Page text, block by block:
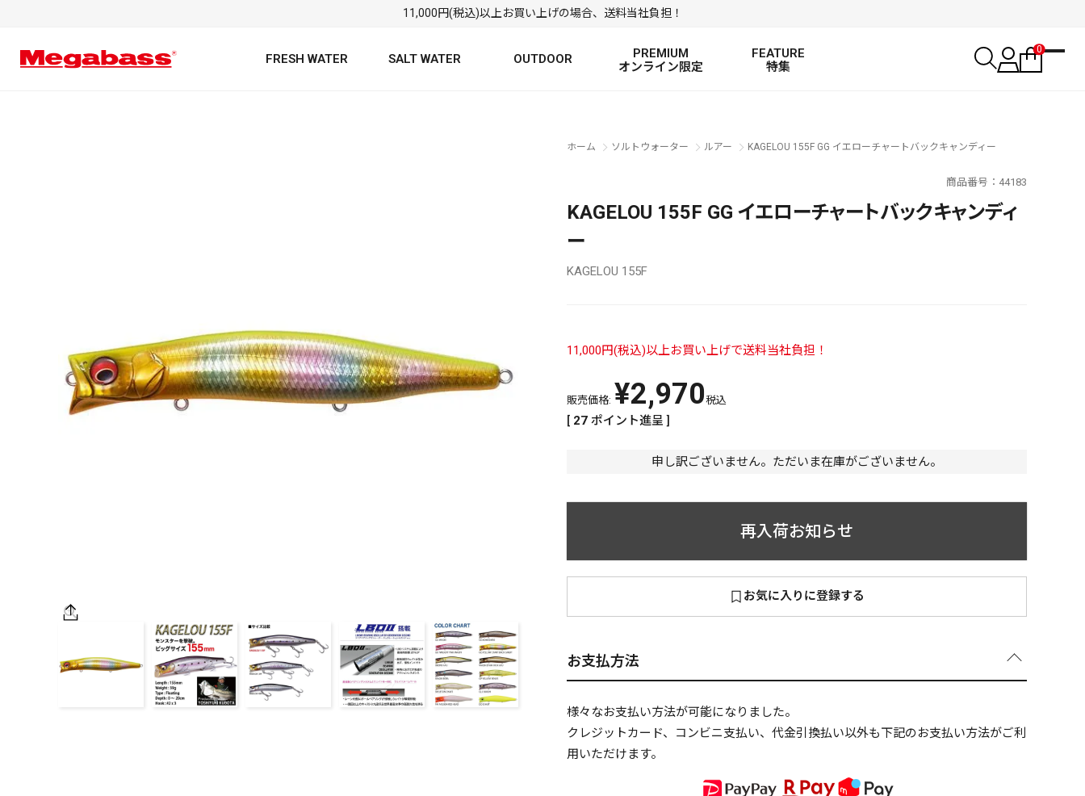
11,000円(税込)以上お買い上げの場合、送料当社負担！
FRESH WATER
TROUT ROD TROUT LURE
SALT WATER
SALTWATER LURE
OUTDOOR
PREMIUM
オンライン限定
FEATURE
特集
0
絞り込み検索
PREMIUM オンライン限定
OUTDOOR
～¥
全て
PREMIUM
ホーム ソルトウォーター ルアー KAGELOU 155F GG イエローチャートバックキャンディー
商品番号 44183
KAGELOU 155F GG イエローチャートバックキャンディ
ー
KAGELOU 155F
11,000円(税込)以上お買い上げで送料当社負担！
申し訳ございません。ただいま在庫がございません。
販売価格: ¥2,970税込
[ 27 ポイント進呈 ]
再入荷お知らせ
お気に入りに登録する
お支払方法
様々なお支払い方法が可能になりました。
クレジットカード、コンビニ支払い、代金引換払い以外も下記のお支払い方法がご利
用いただけます。